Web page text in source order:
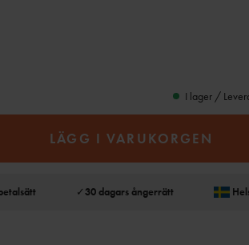
I lager /
LÄGG I VARUKORGEN
✓30 dagars ångerrätt